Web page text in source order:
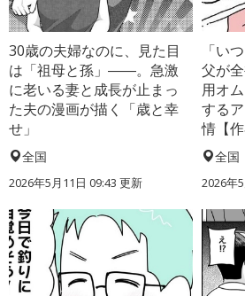
30歳の夫婦なのに、見た目
は「祖母と孫」――。急激
に老いる妻と成長が止まっ
た夫の漫画が描く「歳と幸
せ」
全国
2026年5月11日 09:43 更新
「い
父が
用オ
する
情【作
全国
2026年